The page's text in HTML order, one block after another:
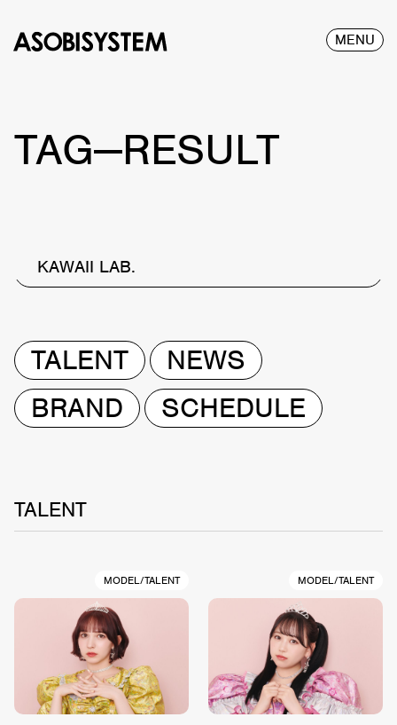
MENU
TAG—RESULT
KAWAII LAB.
TALENT
NEWS
BRAND
SCHEDULE
TALENT
MODEL/TALENT MODEL/TALENT